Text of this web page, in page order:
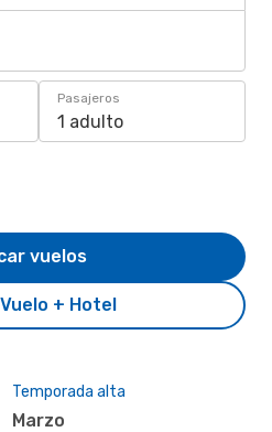
Pasajeros
1 adulto
+ Hotel
vuelos
Temporada alta
marzo